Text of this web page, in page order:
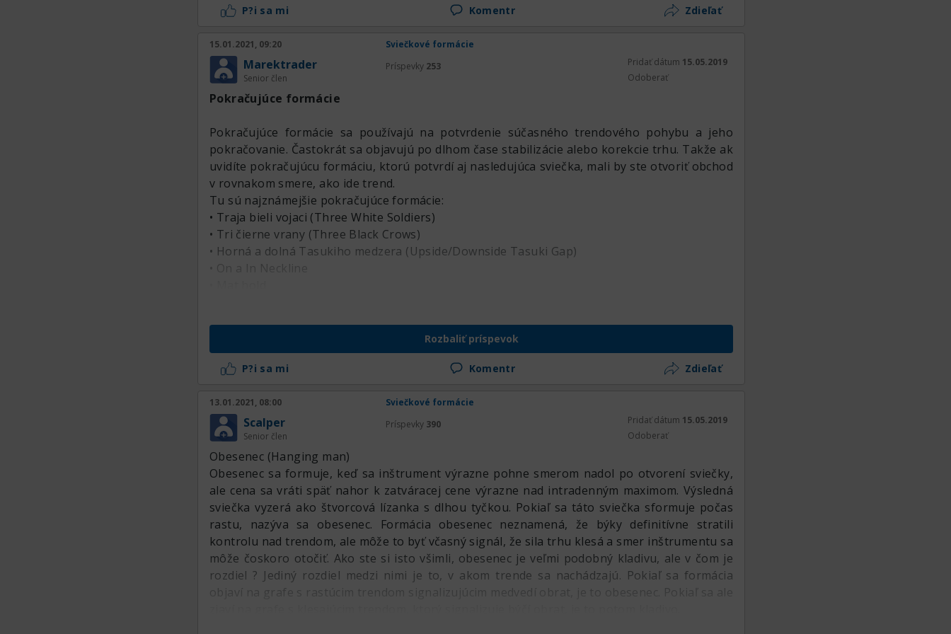
P?i sa mi Komentr Zdieľať
15.01.2021, 09:20 Sviečkové formácie
Marektrader
Senior člen
Príspevky 253 Pridať dátum 15.05.2019
Odoberať
Pokračujúce formácie
Pokračujúce formácie sa používajú na potvrdenie súčasného trendového pohybu a jeho
pokračovanie. Častokrát sa objavujú po dlhom čase stabilizácie alebo korekcie trhu. Takže ak
uvidíte pokračujúcu formáciu, ktorú potvrdí aj nasledujúca sviečka, mali by ste otvoriť obchod
v rovnakom smere, ako ide trend.
Tu sú najznámejšie pokračujúce formácie:
• Traja bieli vojaci (Three White Soldiers)
• Tri čierne vrany (Three Black Crows)
• Horná a dolná Tasukiho medzera (Upside/Downside Tasuki Gap)
• On a In Neckline
Rozbaliť príspevok
P?i sa mi Komentr Zdieľať
13.01.2021, 08:00 Sviečkové formácie
Scalper
Senior člen
Príspevky 390 Pridať dátum 15.05.2019
Odoberať
Obesenec (Hanging man)
Obesenec sa formuje, keď sa inštrument výrazne pohne smerom nadol po otvorení sviečky,
ale cena sa vráti späť nahor k zatváracej cene výrazne nad intradenným maximom. Výsledná
sviečka vyzerá ako štvorcová lízanka s dlhou tyčkou. Pokiaľ sa táto sviečka sformuje počas
rastu, nazýva sa obesenec. Formácia obesenec neznamená, že býky definitívne stratili
kontrolu nad trendom, ale môže to byť včasný signál, že sila trhu klesá a smer inštrumentu sa
môže čoskoro otočiť. Ako ste si isto všimli, obesenec je veľmi podobný kladivu, ale v čom je
rozdiel ? Jediný rozdiel medzi nimi je to, v akom trende sa nachádzajú. Pokiaľ sa formácia
objaví na grafe s rastúcim trendom signalizujúcim medvedí obrat, je to obesenec. Pokiaľ sa ale